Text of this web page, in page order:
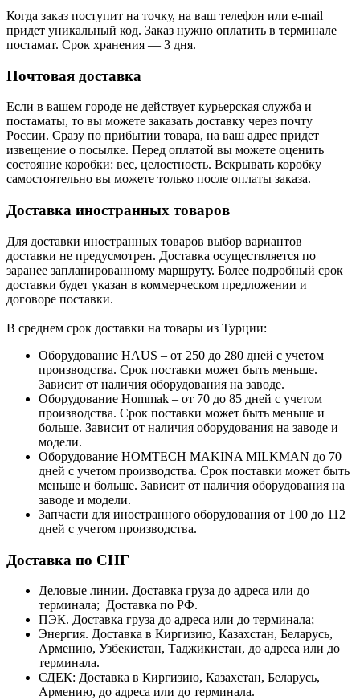
Когда заказ поступит на точку, на ваш телефон или e-mail
придет уникальный код. Заказ нужно оплатить в терминале
постамат. Срок хранения — 3 дня.
Почтовая доставка
Если в вашем городе не действует курьерская служба и
постаматы, то вы можете заказать доставку через почту
России. Сразу по прибытии товара, на ваш адрес придет
извещение о посылке. Перед оплатой вы можете оценить
состояние коробки: вес, целостность. Вскрывать коробку
самостоятельно вы можете только после оплаты заказа.
Доставка иностранных товаров
Для доставки иностранных товаров выбор вариантов
доставки не предусмотрен. Доставка осуществляется по
заранее запланированному маршруту. Более подробный срок
доставки будет указан в коммерческом предложении и
договоре поставки.
В среднем срок доставки на товары из Турции:
Оборудование HAUS – от 250 до 280 дней с учетом
производства. Срок поставки может быть меньше.
Зависит от наличия оборудования на заводе.
Оборудование Hommak – от 70 до 85 дней с учетом
производства. Срок поставки может быть меньше и
больше. Зависит от наличия оборудования на заводе и
модели.
Оборудование HOMTECH MAKINA MILKMAN до 70
дней с учетом производства. Срок поставки может быть
меньше и больше. Зависит от наличия оборудования на
заводе и модели.
Запчасти для иностранного оборудования от 100 до 112
дней с учетом производства.
Доставка по СНГ
Деловые линии. Доставка груза до адреса или до
терминала; Доставка по РФ.
ПЭК. Доставка груза до адреса или до терминала;
Энергия. Доставка в Киргизию, Казахстан, Беларусь,
Армению, Узбекистан, Таджикистан, до адреса или до
терминала.
СДЕК: Доставка в Киргизию, Казахстан, Беларусь,
Армению, до адреса или до терминала.